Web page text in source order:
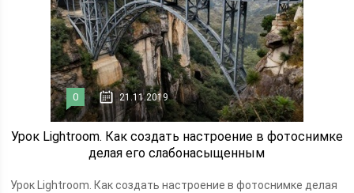
0 21.11.2019
Урок Lightroom. Как создать настроение в фотоснимке
делая его слабонасыщенным
Урок Lightroom. Как создать настроение в фотоснимке делая